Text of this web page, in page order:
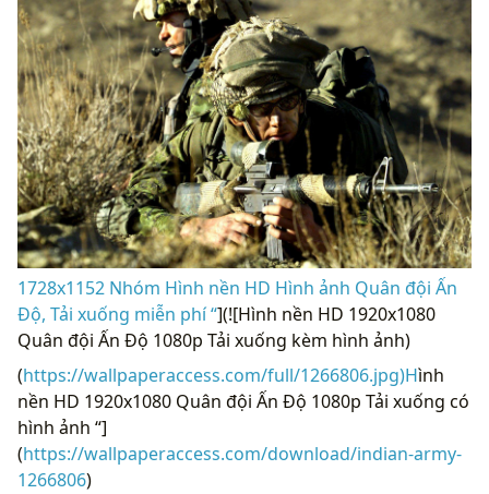
1728x1152 Nhóm Hình nền HD Hình ảnh Quân đội Ấn
Độ, Tải xuống miễn phí “](![Hình nền HD 1920x1080
Quân đội Ấn Độ 1080p Tải xuống kèm hình ảnh)
(https://wallpaperaccess.com/full/1266806.jpg)Hình
nền HD 1920x1080 Quân đội Ấn Độ 1080p Tải xuống có
hình ảnh “]
(https://wallpaperaccess.com/download/indian-army-
1266806)